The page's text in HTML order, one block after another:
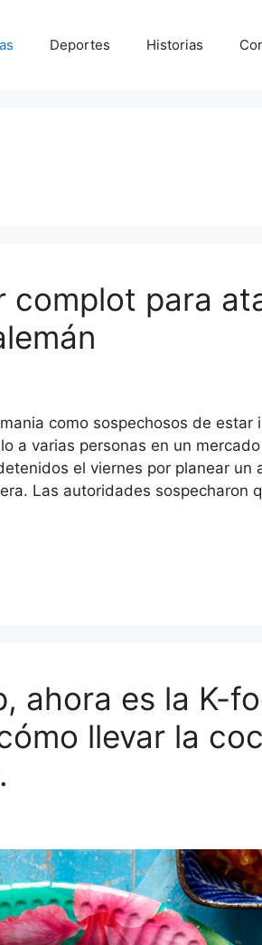
Deportes Historias
complot para
como sospechosos de estar
a varias personas en un
el viernes por planear un
Las autoridades sospecharon
ahora es la K-
llevar la